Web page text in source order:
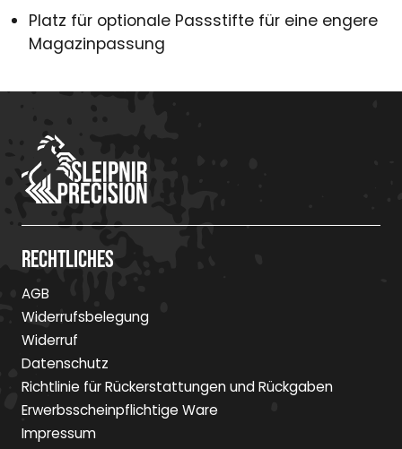
Platz für optionale Passstifte für eine engere
Magazinpassung
Rechtliches
AGB
Widerrufsbelegung
Widerruf
Datenschutz
Richtlinie für Rückerstattungen und Rückgaben
Erwerbsscheinpflichtige Ware
Impressum